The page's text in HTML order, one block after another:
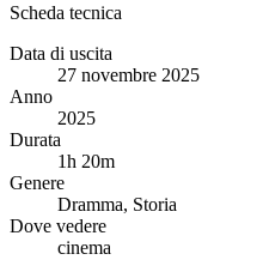
Scheda tecnica
Data di uscita
27 novembre 2025
Anno
2025
Durata
1h 20m
Genere
Dramma, Storia
Dove vedere
cinema